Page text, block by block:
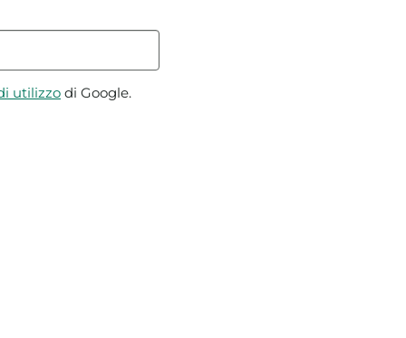
utilizzo di Google.